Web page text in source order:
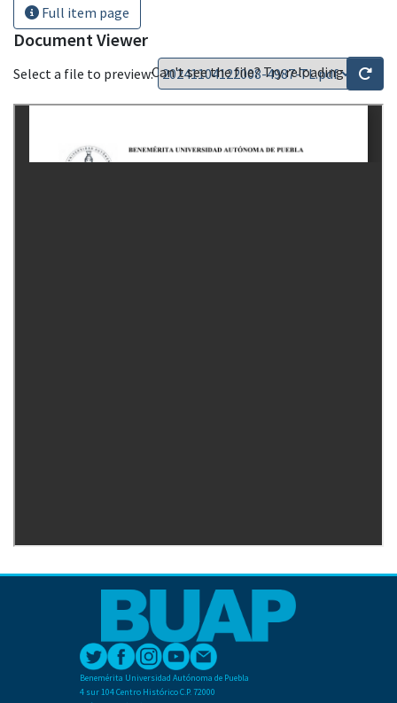
Full item page
Document Viewer
Select a file to preview:Can't see the file? Try reloading
Benemérita Universidad Autónoma de Puebla
4 sur 104 Centro Histórico C.P. 72000